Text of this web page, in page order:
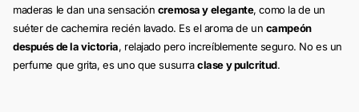
maderas le dan una sensación cremosa y elegante, como la de un
suéter de cachemira recién lavado. Es el aroma de un campeón
después de la victoria, relajado pero increíblemente seguro. No es un
perfume que grita, es uno que susurraclase y pulcritud.